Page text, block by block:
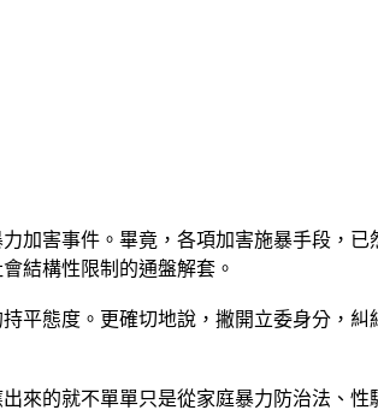
加害事件。畢竟，各項加害施暴手段，
結構性限制的通盤解套。
平態度。更確切地說，撇開立委身分，
來的就不單單只是從家庭暴力防治法、